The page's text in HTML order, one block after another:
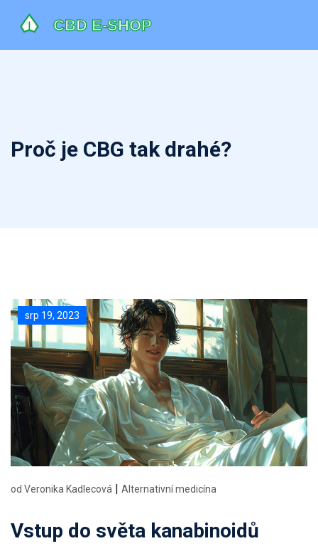
Proč je CBG tak drahé?
srp 19, 2023
od Veronika Kadlecová | Alternativní medicína
Vstup do světa kanabinoidů